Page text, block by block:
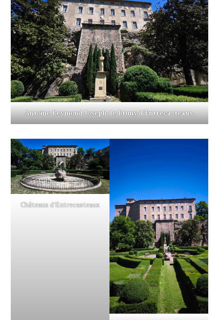
Antoine Reymond Joseph de Bruny d’Entrecasteaux.
Châteaux d’Entrecasteaux